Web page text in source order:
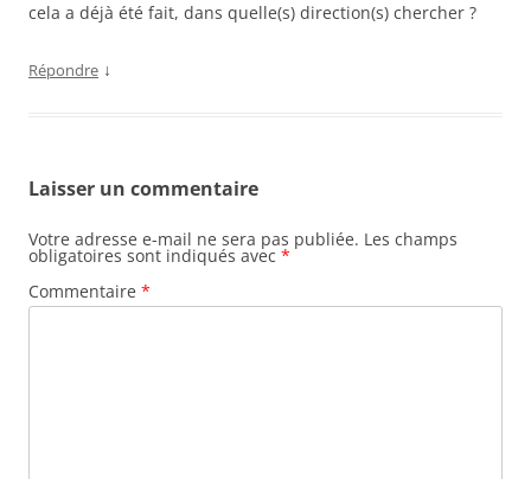
cela a déjà été fait, dans quelle(s) direction(s) chercher ?
Répondre ↓
Laisser un commentaire
Votre adresse e-mail ne sera pas publiée. Les champs
obligatoires sont indiqués avec *
Commentaire *